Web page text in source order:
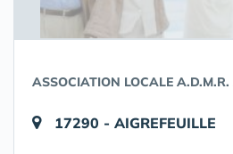
ASSOCIATION LOCALE A.D.M.R.
17290 - AIGREFEUILLE